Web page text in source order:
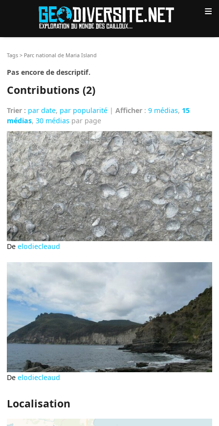
≡
Tags > Parc national de Maria Island
Pas encore de descriptif.
Contributions (2)
Trier : par date, par popularité |Afficher :9 médias, 15
médias,30 médias par page
Deelodiecleaud
Deelodiecleaud
Localisation